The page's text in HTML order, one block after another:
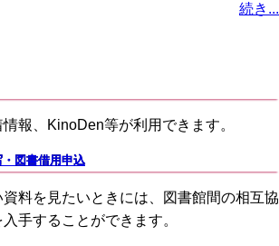
続き...
報、KinoDen等が利用できます。
図書借用申込
料を見たいときには、図書館間の相互協
手することができます。